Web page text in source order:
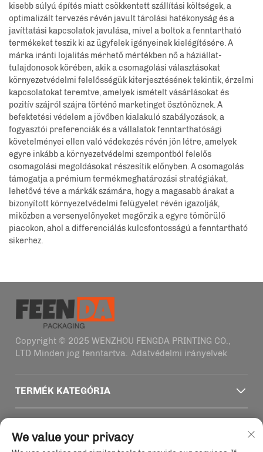
kisebb súlyú építés miatt csökkentett szállítási költségek, a
optimalizált tervezés révén javult tárolási hatékonyság és a
javíttatási kapcsolatok javulása, mivel a boltok a fenntartható
termékeket teszik ki az ügyfelek igényeinek kielégítésére. A
márka iránti lojalitás mérhető mértékben nő a háziállat-
tulajdonosok körében, akik a csomagolási választásokat
környezetvédelmi felelősségük kiterjesztésének tekintik, érzelmi
kapcsolatokat teremtve, amelyek ismételt vásárlásokat és
pozitív szájról szájra történő marketinget ösztönöznek. A
befektetési védelem a jövőben kialakuló szabályozások, a
fogyasztói preferenciák és a vállalatok fenntarthatósági
követelményei ellen való védekezés révén jön létre, amelyek
egyre inkább a környezetvédelmi szempontból felelős
csomagolási megoldásokat részesítik előnyben. A csomagolás
támogatja a prémium termékmeghatározási stratégiákat,
lehetővé téve a márkák számára, hogy a magasabb árakat a
bizonyított környezetvédelmi felügyelet révén igazolják,
miközben a versenyelőnyeket megőrzik a egyre tömörülő
piacokon, ahol a differenciálás kulcsfontosságú a fenntartható
sikerhez.
Copyright © 2025 WENZHOU FENGDA PRINTING CO.,
LTD Minden jog fenntartva. Adatvédelmi irányelvek
TERMÉK KATEGÓRIA
We value your privacy